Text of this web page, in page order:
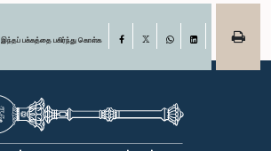
இந்தப் பக்கத்தை பகிர்ந்து கொள்க Facebook